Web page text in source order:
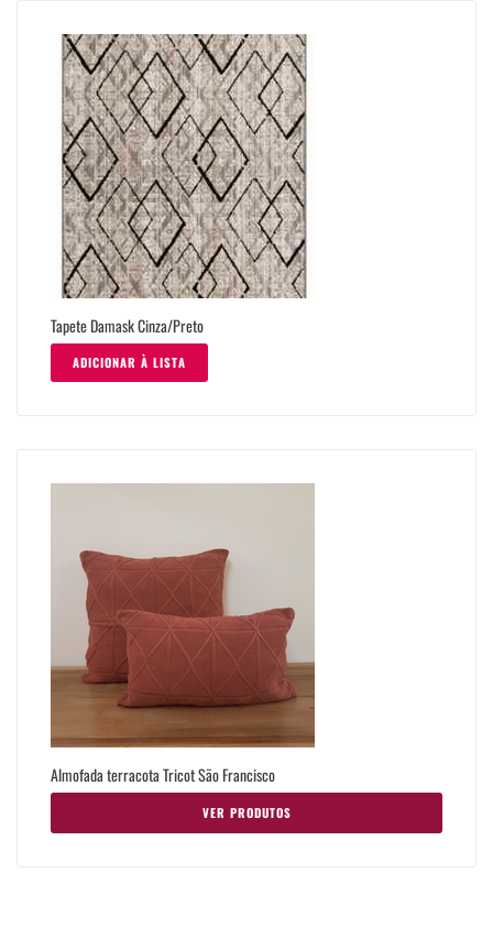
Tapete Damask Cinza/Preto
ADICIONAR À LISTA
Almofada terracota Tricot São Francisco
VER PRODUTOS